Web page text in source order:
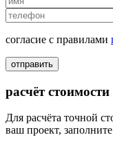
согласие с правилами
отправить
расчёт
Для расчёта точной
ваш проект,